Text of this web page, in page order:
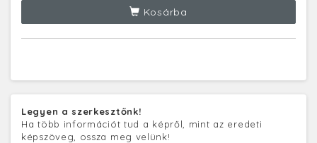
Kosárba
Legyen a szerkesztőnk!
Ha több információt tud a képről, mint az eredeti
képszöveg, ossza meg velünk!